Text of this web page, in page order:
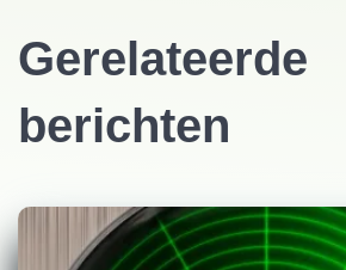
Gerelateerde
berichten